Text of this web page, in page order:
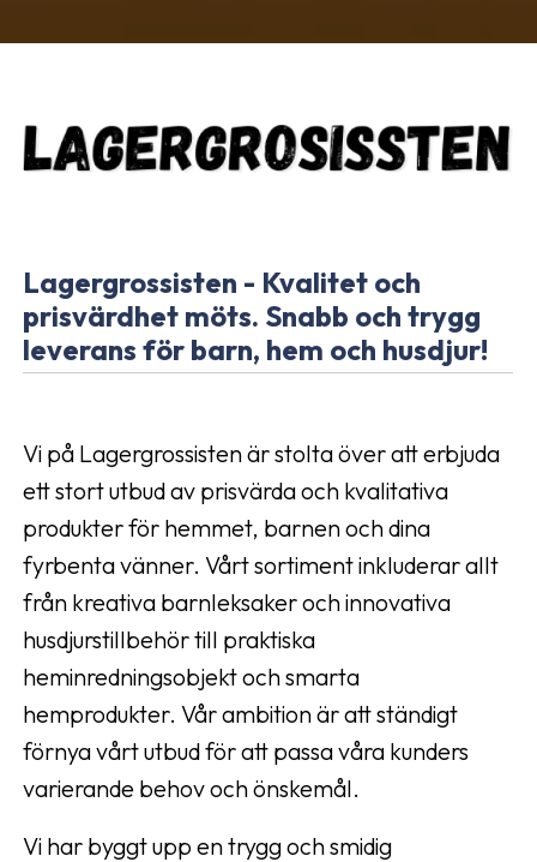
Lagergrossisten - Kvalitet och
prisvärdhet möts. Snabb och trygg
leverans för barn, hem och husdjur!
Vi på Lagergrossisten är stolta över att erbjuda
ett stort utbud av prisvärda och kvalitativa
produkter för hemmet, barnen och dina
fyrbenta vänner. Vårt sortiment inkluderar allt
från kreativa barnleksaker och innovativa
husdjurstillbehör till praktiska
heminredningsobjekt och smarta
hemprodukter. Vår ambition är att ständigt
förnya vårt utbud för att passa våra kunders
varierande behov och önskemål.
Vi har byggt upp en trygg och smidig